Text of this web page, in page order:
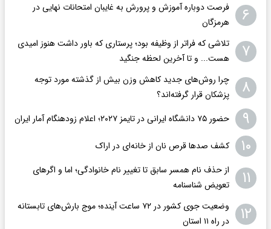
۶
فرصت دوباره آموزش و پرورش به غایبان امتحانات نهایی در
هرمزگان
۷
تلاشی که فراتر از وظیفه بود؛ پرستاری که باور داشت هنوز امیدی
هست... و تا آخرین لحظه جنگید
۸
چرا روش‌های جدید کاهش وزن بیش از گذشته مورد توجه
پزشکان قرار گرفته‌اند؟
۹ حضور ۷۵ دانشگاه ایرانی در تایمز ۲۰۲۷؛ اعلام زودهنگام آمار ایران
۱۰ کشف صدها قرص نان از خانه‌ای در اراک
۱۱
از حذف نام همسر سابق تا تغییر نام خانوادگی؛ اما و اگرهای
تعویض شناسنامه
۱۲
وضعیت جوی کشور در ۷۲ ساعت آینده؛ موج بارش‌های تابستانه
در راه ۱۱ استان